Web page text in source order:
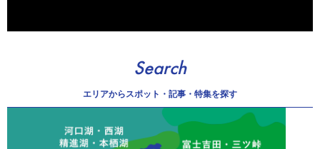
Search
エリアからスポット・記事・特集を探す